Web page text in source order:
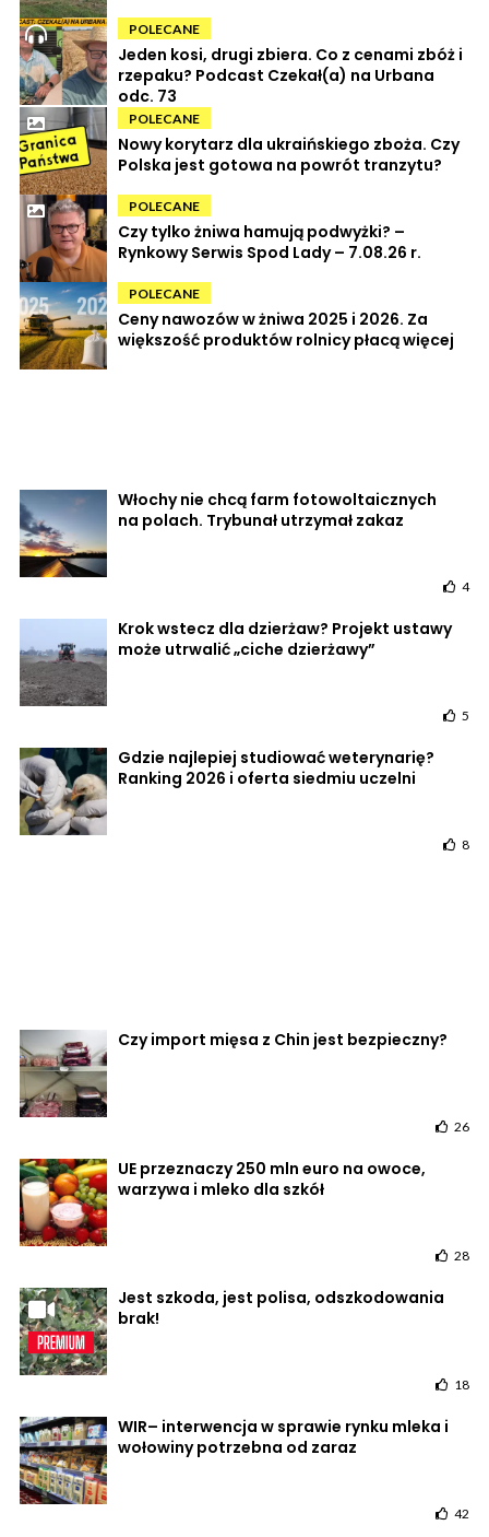
POLECANE
Jeden kosi, drugi zbiera. Co z cenami zbóż i
rzepaku? Podcast Czekał(a) na Urbana
odc. 73
POLECANE
Nowy korytarz dla ukraińskiego zboża. Czy
Polska jest gotowa na powrót tranzytu?
POLECANE
Czy tylko żniwa hamują podwyżki? –
Rynkowy Serwis Spod Lady – 7.08.26 r.
POLECANE
Ceny nawozów w żniwa 2025 i 2026. Za
większość produktów rolnicy płacą więcej
Włochy nie chcą farm fotowoltaicznych
na polach. Trybunał utrzymał zakaz
4
Krok wstecz dla dzierżaw? Projekt ustawy
może utrwalić „ciche dzierżawy”
5
Gdzie najlepiej studiować weterynarię?
Ranking 2026 i oferta siedmiu uczelni
8
Czy import mięsa z Chin jest bezpieczny?
26
UE przeznaczy 250 mln euro na owoce,
warzywa i mleko dla szkół
28
Jest szkoda, jest polisa, odszkodowania
brak!
18
WIR– interwencja w sprawie rynku mleka i
wołowiny potrzebna od zaraz
42